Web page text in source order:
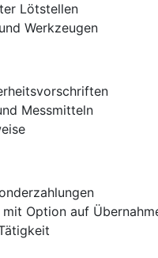
Lötstellen
Werkzeugen
Messmitteln
Option auf